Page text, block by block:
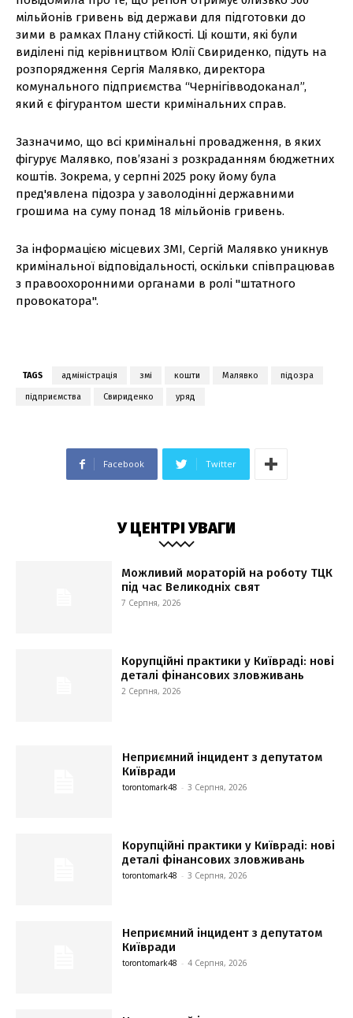
мільйонів гривень від держави для підготовки до
зими в рамках Плану стійкості. Ці кошти, які були
виділені під керівництвом Юлії Свириденко, підуть на
розпорядження Сергія Малявко, директора
комунального підприємства “Чернігівводоканал”,
який є фігурантом шести кримінальних справ.
Зазначимо, що всі кримінальні провадження, в яких
фігурує Малявко, пов’язані з розкраданням бюджетних
коштів. Зокрема, у серпні 2025 року йому була
пред'явлена підозра у заволодінні державними
грошима на суму понад 18 мільйонів гривень.
За інформацією місцевих ЗМІ, Сергій Малявко уникнув
кримінальної відповідальності, оскільки співпрацював
з правоохоронними органами в ролі "штатного
провокатора".
TAGS адміністрація змі кошти Малявко підозра
підприємства Свириденко уряд
Facebook Twitter
У ЦЕНТРІ УВАГИ
Можливий мораторій на роботу ТЦК
під час Великодніх свят
7 Серпня, 2026
Корупційні практики у Київраді: нові
деталі фінансових зловживань
2 Серпня, 2026
Неприємний інцидент з депутатом
Київради
torontomark48 - 3 Серпня, 2026
Корупційні практики у Київраді: нові
деталі фінансових зловживань
torontomark48 - 3 Серпня, 2026
Неприємний інцидент з депутатом
Київради
torontomark48 - 4 Серпня, 2026